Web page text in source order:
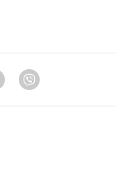
Telegram